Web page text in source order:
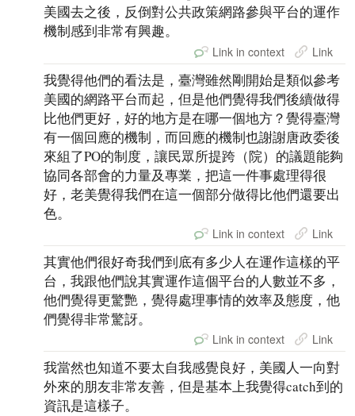
美國去之後，反倒對公共政策網路參與平台的運作
機制感到非常有興趣。
Link in context Link
我覺得他們的看法是，臺灣雖然剛開始是類似參考
美國的網路平台而起，但是他們覺得我們後續做得
比他們更好，好的地方是在哪一個地方？覺得臺灣
有一個回應的機制，而回應的機制也謝謝唐政委後
來組了PO的制度，讓民眾所提跨（院）的議題能夠
協同各部會的力量及專業，把這一件事處理得很
好，老美覺得我們在這一個部分做得比他們還要出
色。
Link in context Link
其實他們很好奇我們到底有多少人在運作這樣的平
台，我跟他們說其實運作這個平台的人數並不多，
他們覺得更驚艷，覺得處理事情的效率及態度，他
們覺得非常驚訝。
Link in context Link
我當然也知道不要太自我感覺良好，美國人一向對
外來的朋友非常友善，但是基本上我覺得catch到的
資訊是這樣子。